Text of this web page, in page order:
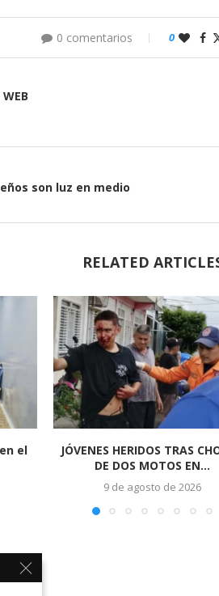
0 comentarios 0
WEB
son luz en medio
RELATED
el
JÓVENES HERIDOS TRAS
DE DOS MOTOS EN...
9 de agosto de 2026